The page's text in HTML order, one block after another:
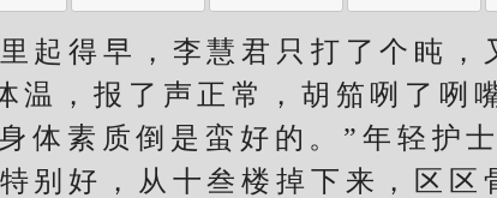
得早，李慧君只打了个盹，
，报了声正常，胡笳咧了咧嘴
体素质倒是蛮好的。”年轻护
别好，从十叁楼掉下来，区区